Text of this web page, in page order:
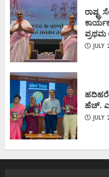
ಪ್ರಥಮ
ಹೆಚ್.